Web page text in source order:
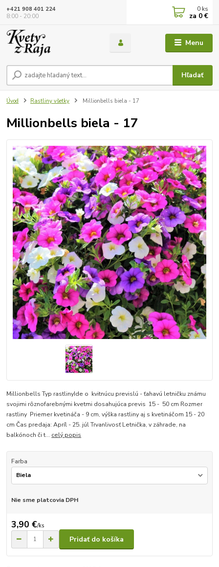
Menu
Hľadať
+421 908 401 224
8:00 - 20:00
0 ks
za 0 €
Úvod Rastliny všetky Millionbells biela - 17
Millionbells biela - 17
Millionbells Typ rastlinyIde o kvitnúcu previslú - ťahavú letničku známu
svojimi rôznofarebnými kvetmi dosahujúca previs 15 - 50 cm Rozmer
rastliny Priemer kvetináča - 9 cm, výška rastliny aj s kvetináčom 15 - 20
cm Čas predaja: Apríl - 25. júl Trvanlivosť Letnička, v záhrade, na
balkónoch či t... celý popis
Farba
Nie sme platcovia DPH
3,90 €/ks
Pridať do košíka